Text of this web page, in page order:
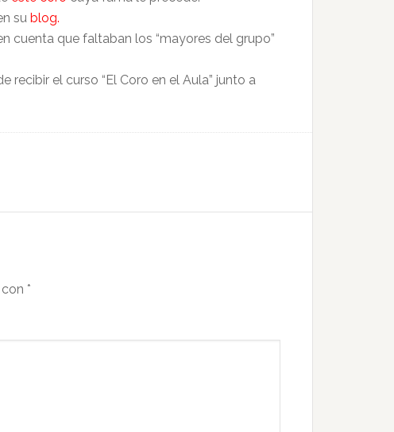
su blog.
cuenta que faltaban los “mayores del grupo”
el curso “El Coro en el Aula” junto a
*